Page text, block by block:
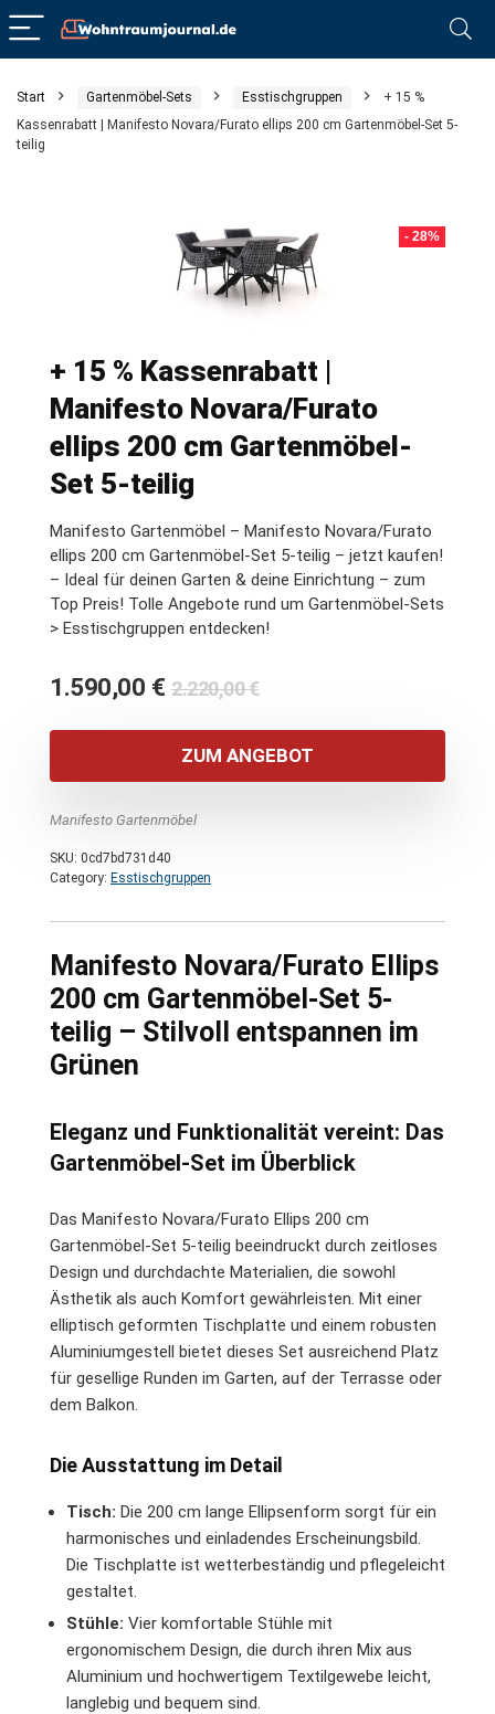
Start Gartenmöbel-Sets Esstischgruppen
+ 15 %
Kassenrabatt | Manifesto Novara/Furato ellips 200 cm Gartenmöbel-Set 5-
teilig
- 28%
+ 15 % Kassenrabatt |
Manifesto Novara/Furato
ellips 200 cm Gartenmöbel-
Set 5-teilig
Manifesto Gartenmöbel – Manifesto Novara/Furato
ellips 200 cm Gartenmöbel-Set 5-teilig – jetzt kaufen!
– Ideal für deinen Garten & deine Einrichtung – zum
Top Preis! Tolle Angebote rund um Gartenmöbel-Sets
> Esstischgruppen entdecken!
2.220,00€Ursprünglicher
war:
2.220,00 €
1.590,00 €
Aktueller
ist:
1.590,00 €.
ZUM ANGEBOT
Manifesto Gartenmöbel
SKU: 0cd7bd731d40
Category: Esstischgruppen
Manifesto Novara/Furato Ellips
200 cm Gartenmöbel-Set 5-
teilig – Stilvoll entspannen im
Grünen
Eleganz und Funktionalität vereint: Das
Gartenmöbel-Set im Überblick
Das Manifesto Novara/Furato Ellips 200 cm
Gartenmöbel-Set 5-teilig beeindruckt durch zeitloses
Design und durchdachte Materialien, die sowohl
Ästhetik als auch Komfort gewährleisten. Mit einer
elliptisch geformten Tischplatte und einem robusten
Aluminiumgestell bietet dieses Set ausreichend Platz
für gesellige Runden im Garten, auf der Terrasse oder
dem Balkon.
Die Ausstattung im Detail
Tisch: Die 200 cm lange Ellipsenform sorgt für ein
harmonisches und einladendes Erscheinungsbild.
Die Tischplatte ist wetterbeständig und pflegeleicht
gestaltet.
Stühle: Vier komfortable Stühle mit
ergonomischem Design, die durch ihren Mix aus
Aluminium und hochwertigem Textilgewebe leicht,
langlebig und bequem sind.